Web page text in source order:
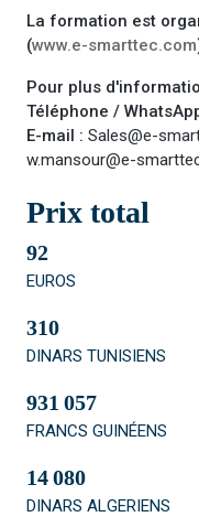
La formation est
(www.e-smarttec.com
Pour plus
Téléphone /
E-mail : Sales@e-
w.mansour@e-
Prix total
92
EUROS
310
DINARS TUNISIENS
931 057
FRANCS GUINÉENS
14 080
DINARS ALGERIENS